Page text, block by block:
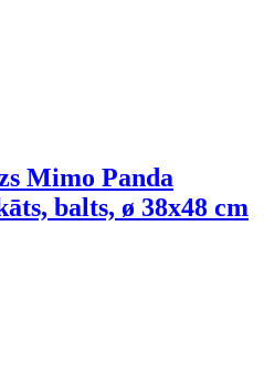
Mimo Panda
balts, ø 38x48 cm